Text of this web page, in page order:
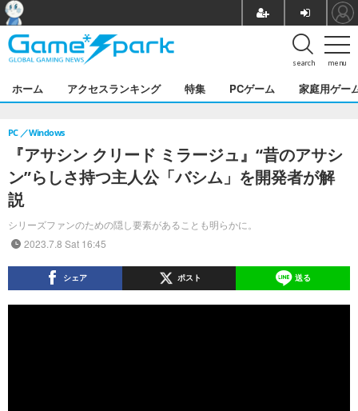
menu
search
ホーム アクセスランキング 特集 PCゲーム 家庭用ゲー
『アサシン クリード ミラージュ』“昔のアサシ
ン”らしさ持つ主人公「バシム」を開発者が解
説
シリーズファンのための隠し要素があることも明らかに。
PC Windows
2023.7.8 Sat 16:45
シェア ポスト 送る